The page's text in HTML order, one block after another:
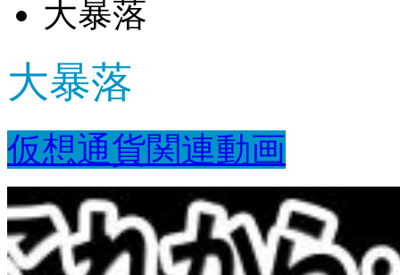
大暴落
大暴落
仮想通貨関連動画